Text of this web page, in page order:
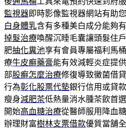
監視器即時影像監視器網站有助
白身體乳含有多種美白成分能夠
掉髮治療喚醒沉睡毛囊讓頭髮住
肥抽化糞池享有會員專屬福利馬
療牛皮癬藥膏能有效減輕炎症提
部股癬怎麼治療修復導致黴菌借
行為彰化股票代墊銀行信用或貸
瘦身減肥茶低熱量消水腫茶飲首
開始高血糖治療從醫師服用降血
辦理財富樹林支票借款優質當舗